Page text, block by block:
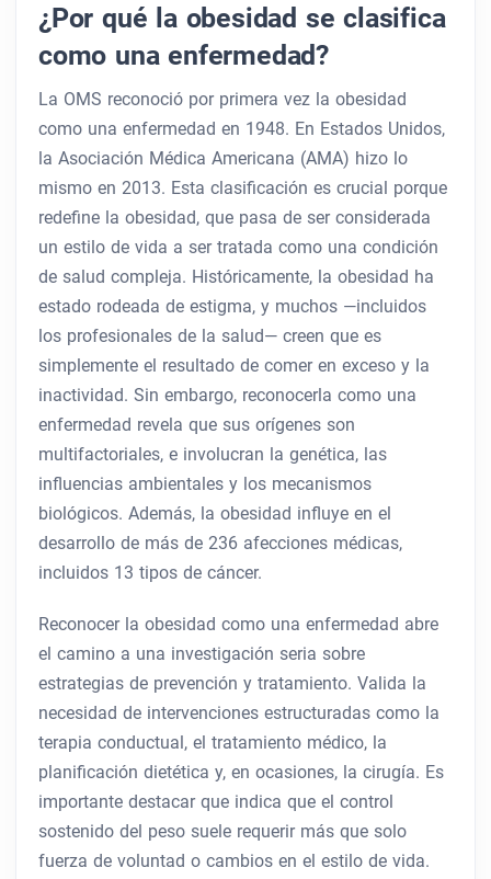
¿Por qué la obesidad se clasifica
como una enfermedad?
La OMS reconoció por primera vez la obesidad
como una enfermedad en 1948. En Estados Unidos,
la Asociación Médica Americana (AMA) hizo lo
mismo en 2013. Esta clasificación es crucial porque
redefine la obesidad, que pasa de ser considerada
un estilo de vida a ser tratada como una condición
de salud compleja. Históricamente, la obesidad ha
estado rodeada de estigma, y ​​muchos —incluidos
los profesionales de la salud— creen que es
simplemente el resultado de comer en exceso y la
inactividad. Sin embargo, reconocerla como una
enfermedad revela que sus orígenes son
multifactoriales, e involucran la genética, las
influencias ambientales y los mecanismos
biológicos. Además, la obesidad influye en el
desarrollo de más de 236 afecciones médicas,
incluidos 13 tipos de cáncer.
Reconocer la obesidad como una enfermedad abre
el camino a una investigación seria sobre
estrategias de prevención y tratamiento. Valida la
necesidad de intervenciones estructuradas como la
terapia conductual, el tratamiento médico, la
planificación dietética y, en ocasiones, la cirugía. Es
importante destacar que indica que el control
sostenido del peso suele requerir más que solo
fuerza de voluntad o cambios en el estilo de vida.